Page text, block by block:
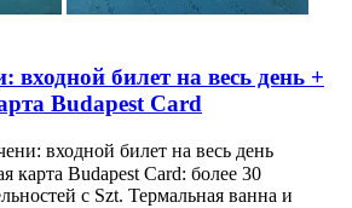
входной билет на весь день +
Budapest Card
входной билет на весь день
карта Budapest Card: более 30
с Szt. Термальная ванна и